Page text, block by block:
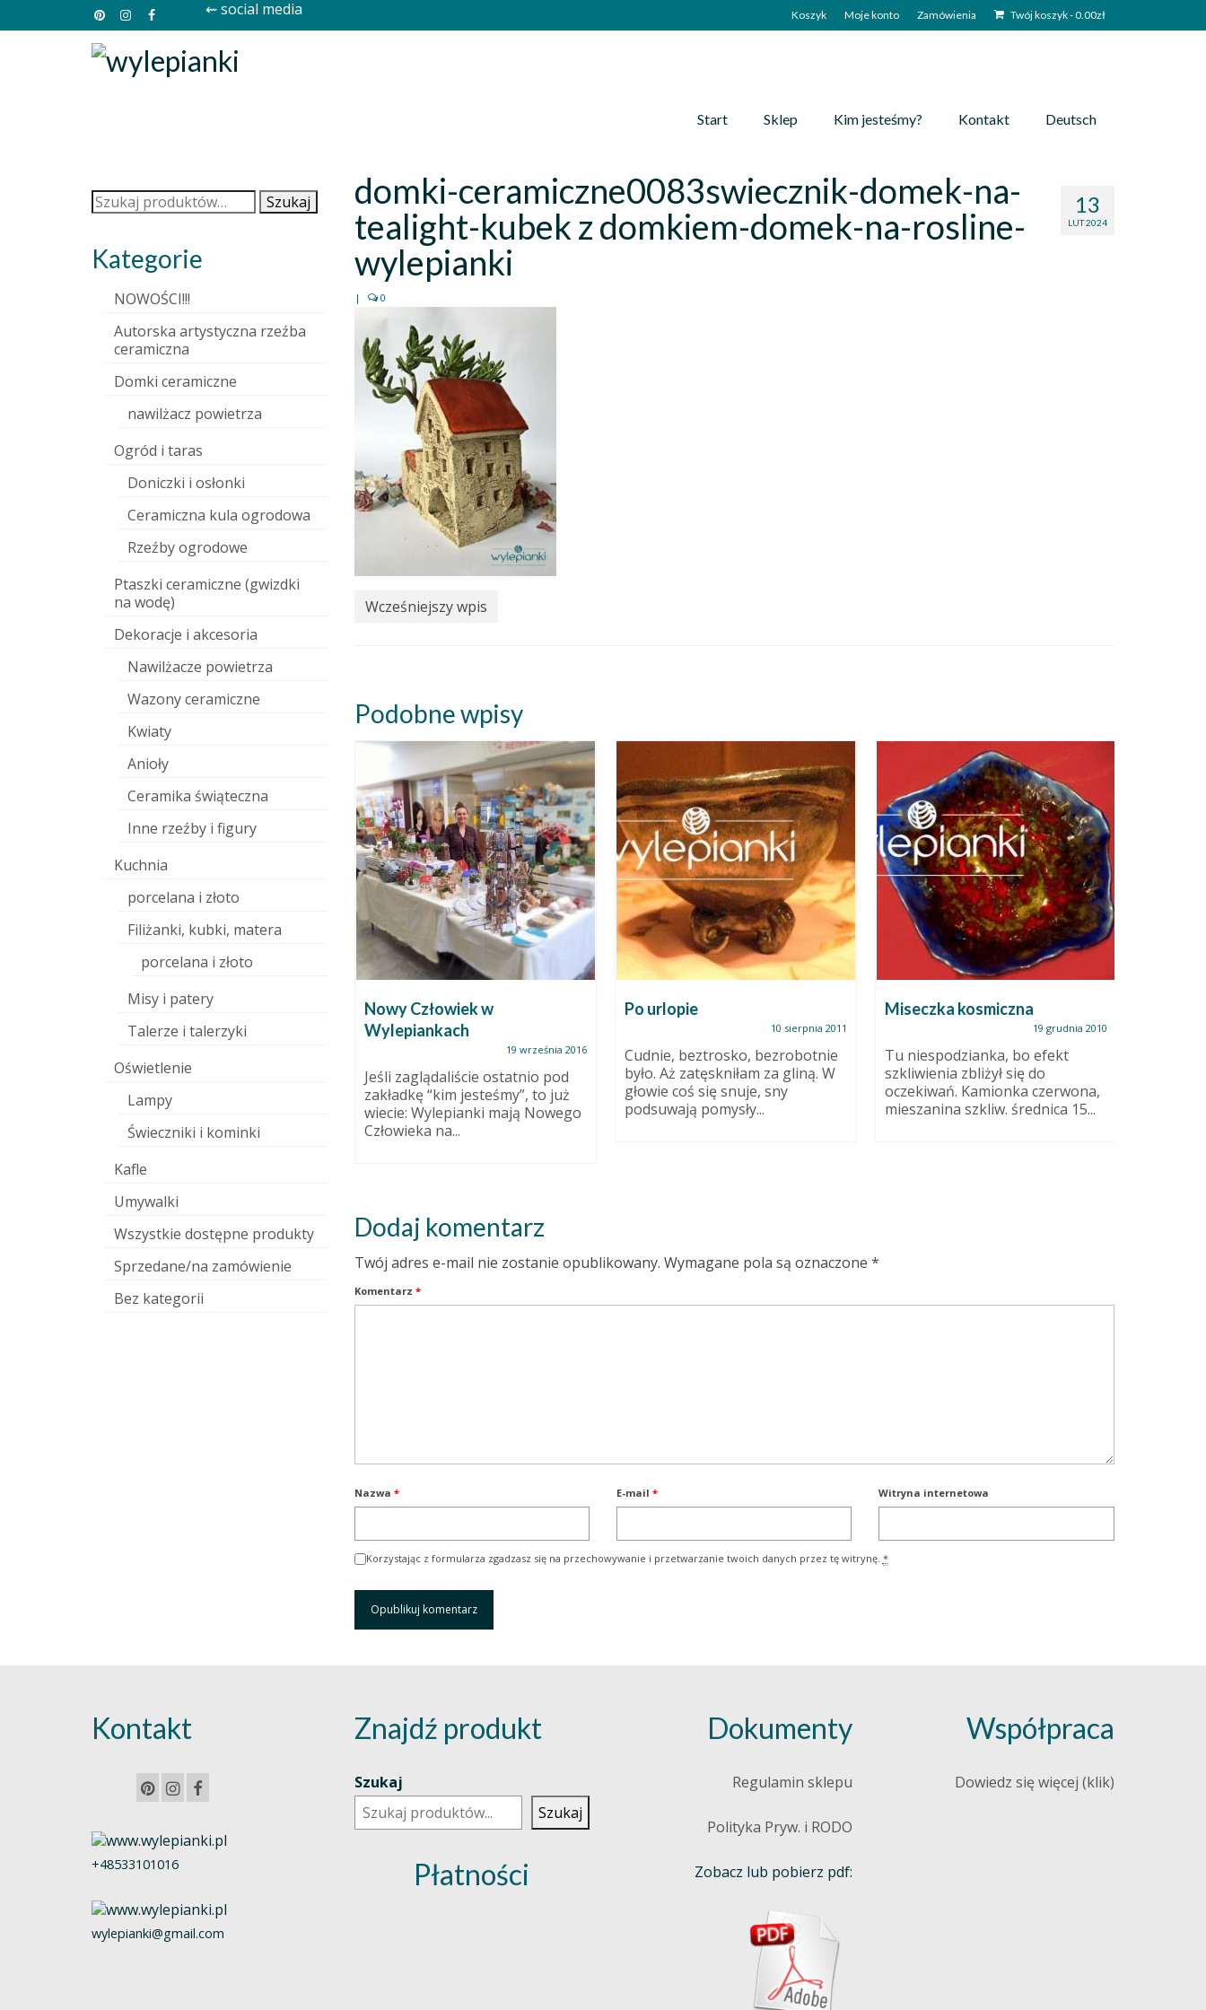
Koszyk Moje konto Zamówienia Twój koszyk-0.00zł
⇜ social media
Start Sklep Kim jesteśmy? Kontakt Deutsch
13
LUT 2024
domki-ceramiczne0083swiecznik-domek-na-
tealight-kubek z domkiem-domek-na-rosline-
wylepianki
| 0
Wcześniejszy wpis
Podobne wpisy
Ferie z bajką w pracowni
ceramiki!
Ledwo wdrożyliśmy się w
obowiązki po długiej przerwie
świątecznej, a tu już ferie! Jeśli
nie...
Nowy Człowiek w
Wylepiankach
19 września 2016
Jeśli zaglądaliście ostatnio pod
zakładkę “kim jesteśmy”, to już
wiecie: Wylepianki mają Nowego
Człowieka na...
Po urlopie
10 sierpnia 2011
Cudnie, beztrosko, bezrobotnie
było. Aż zatęskniłam za gliną. W
głowie coś się snuje, sny
podsuwają pomysły...
Miseczka kosmiczna
19 grudnia 2010
Tu niespodzianka, bo efekt
szkliwienia zbliżył się do
oczekiwań. Kamionka czerwona,
mieszanina szkliw. średnica 15...
Dodaj komentarz
Twój adres e-mail nie zostanie opublikowany. Wymagane pola są oznaczone *
Komentarz *
Nazwa * E-mail * Witryna internetowa
Korzystając z formularza zgadzasz się na przechowywanie i przetwarzanie twoich danych przez tę witrynę. *
Szukaj: Szukaj
Kategorie
NOWOŚCI!!!
Autorska artystyczna rzeźba
ceramiczna
Domki ceramiczne
nawilżacz powietrza
Ogród i taras
Doniczki i osłonki
Ceramiczna kula ogrodowa
Rzeźby ogrodowe
Ptaszki ceramiczne (gwizdki
na wodę)
Dekoracje i akcesoria
Nawilżacze powietrza
Wazony ceramiczne
Kwiaty
Anioły
Ceramika świąteczna
Inne rzeźby i figury
Kuchnia
porcelana i złoto
Filiżanki, kubki, matera
porcelana i złoto
Misy i patery
Talerze i talerzyki
Oświetlenie
Lampy
Świeczniki i kominki
Kafle
Umywalki
Wszystkie dostępne produkty
Sprzedane/na zamówienie
Bez kategorii
Kontakt
+48533101016
wylepianki@gmail.com
Znajdź produkt
Szukaj
Szukaj
Płatności
Dokumenty
Regulamin sklepu
Polityka Pryw. i RODO
Zobacz lub pobierz pdf:
Współpraca
Dowiedz się więcej (klik)